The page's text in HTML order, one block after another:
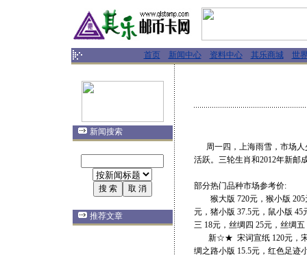
首页 新闻中心 资料中心 其乐商城 世
新闻搜索
推荐文章
周一四，上海雨雪，市场人
活跃。三轮生肖和2012年新邮
部分热门品种市场参考价:
猴大版 720元，猴小版 205
元，猪小版 37.5元，鼠小版
三 18元，丝绸四 25元，丝绸
新☆★ 宋词宣纸 120元，宋
绸之路小版 15.5元，红色足